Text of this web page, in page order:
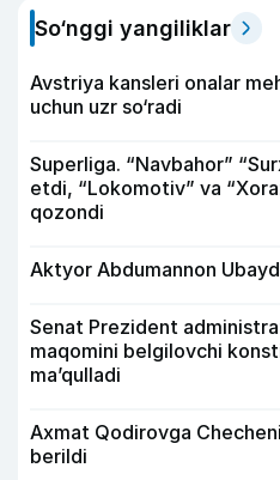
So‘nggi yangiliklar
Avstriya kansleri onalar
uchun uzr so‘radi
Superliga. “Navbahor”
etdi, “Lokomotiv” va
qozondi
Aktyor Abdu­mannon
Senat Prezident
maqomini belgilovchi
ma’qulladi
Axmat Qodirovga
berildi